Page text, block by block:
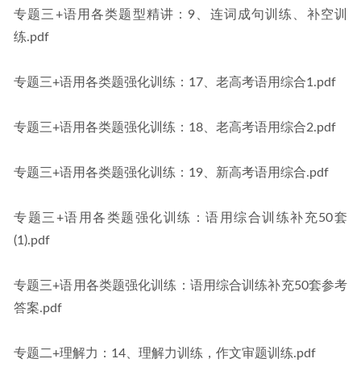
专题三+语用各类题型精讲：9、连词成句训练、补空训
练.pdf
专题三+语用各类题强化训练：17、老高考语用综合1.pdf
专题三+语用各类题强化训练：18、老高考语用综合2.pdf
专题三+语用各类题强化训练：19、新高考语用综合.pdf
专题三+语用各类题强化训练：语用综合训练补充50套
(1).pdf
专题三+语用各类题强化训练：语用综合训练补充50套参考
答案.pdf
专题二+理解力：14、理解力训练，作文审题训练.pdf